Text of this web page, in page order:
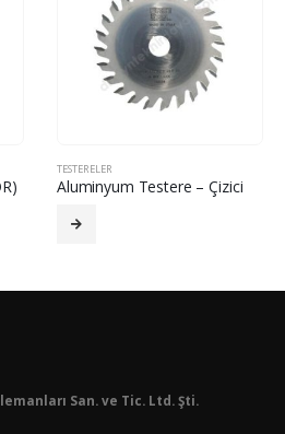
TESTERELER
Aluminyum Testere – Çizici
San. ve Tic. Ltd. Şti.